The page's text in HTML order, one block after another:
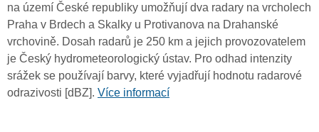
na území České republiky umožňují dva radary na vrcholech
Praha v Brdech a Skalky u Protivanova na Drahanské
vrchovině. Dosah radarů je 250 km a jejich provozovatelem
je Český hydrometeorologický ústav. Pro odhad intenzity
srážek se používají barvy, které vyjadřují hodnotu radarové
odrazivosti [dBZ]. Více informací